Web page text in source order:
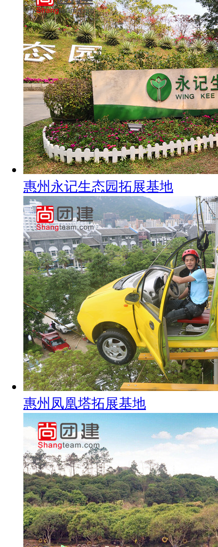
惠州永记生态园拓展基地
惠州凤凰塔拓展基地